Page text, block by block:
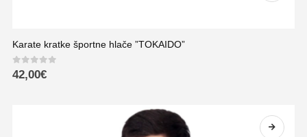
Karate kratke športne hlače ”TOKAIDO”
0out of 5
42,00€